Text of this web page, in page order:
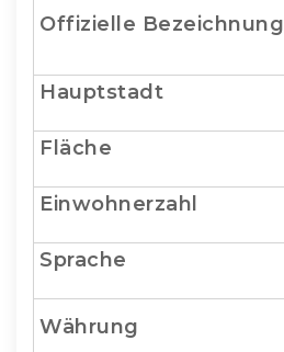
Offizielle Bezeichnung
Hauptstadt
Fläche
Einwohnerzahl
Sprache
Währung